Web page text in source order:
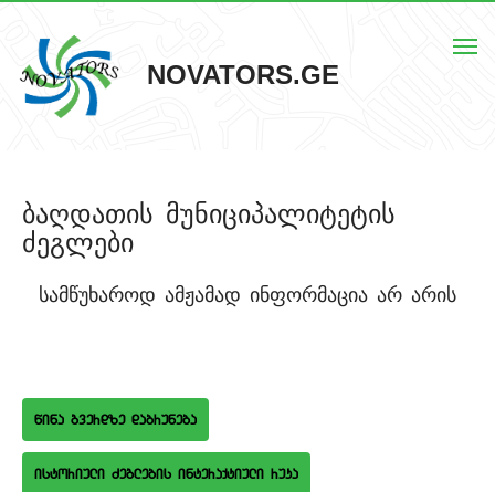
NOVATORS.GE
ჩვენს შესახებ
ბაღდათის მუნიციპალიტეტის
ძეგლები
სამწუხაროდ ამჟამად ინფორმაცია არ არის
wina gverdze dabruneba
istoriuli Zeglebis interaqtiuli ruka